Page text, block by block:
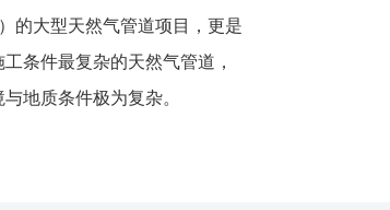
的大型天然气管道项目，更是
条件最复杂的天然气管道，
地质条件极为复杂。